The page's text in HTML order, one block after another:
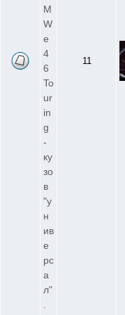
M
W
e
4
6
To
ur
in
g
-
ку
зо
в
"у
н
ив
е
рс
а
л"
.
11